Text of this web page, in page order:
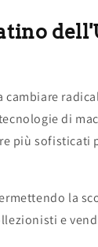
di
più sofisticati
la
e